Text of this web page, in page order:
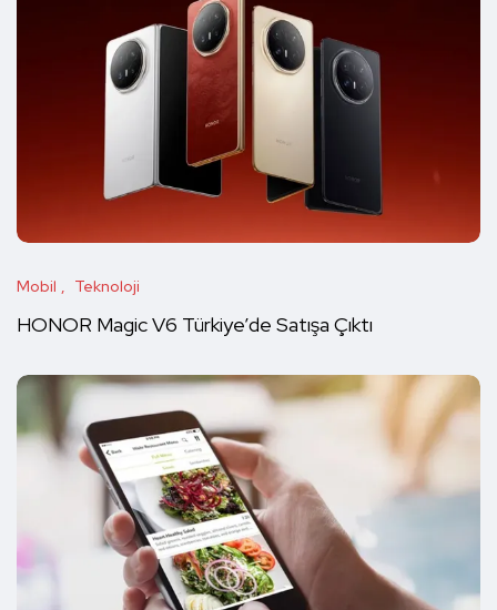
Mobil Teknoloji
HONOR Magic V6 Türkiye’de Satışa Çıktı